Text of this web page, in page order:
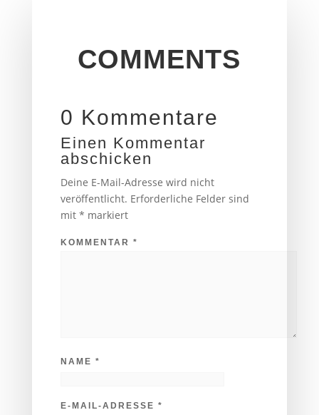
COMMENTS
0 Kommentare
Einen Kommentar
abschicken
Deine E-Mail-Adresse wird nicht
veröffentlicht. Erforderliche Felder sind
mit * markiert
KOMMENTAR *
NAME *
E-MAIL-ADRESSE *